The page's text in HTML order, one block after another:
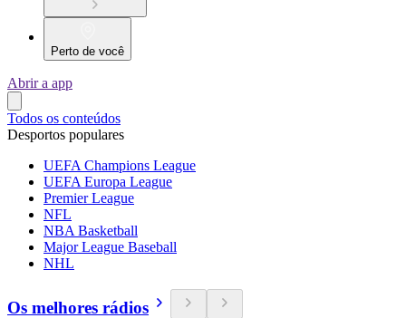
Perto de você
Abrir a app
Todos os conteúdos
Desportos populares
UEFA Champions League
UEFA Europa League
Premier League
NFL
NBA Basketball
Major League Baseball
NHL
Os melhores rádios